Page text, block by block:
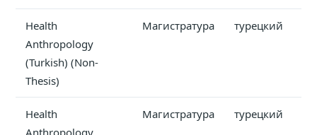
Health
Anthropology
(Turkish) (Non-
Thesis)
Магистратура турецкий
Health
Anthropology
Магистратура турецкий